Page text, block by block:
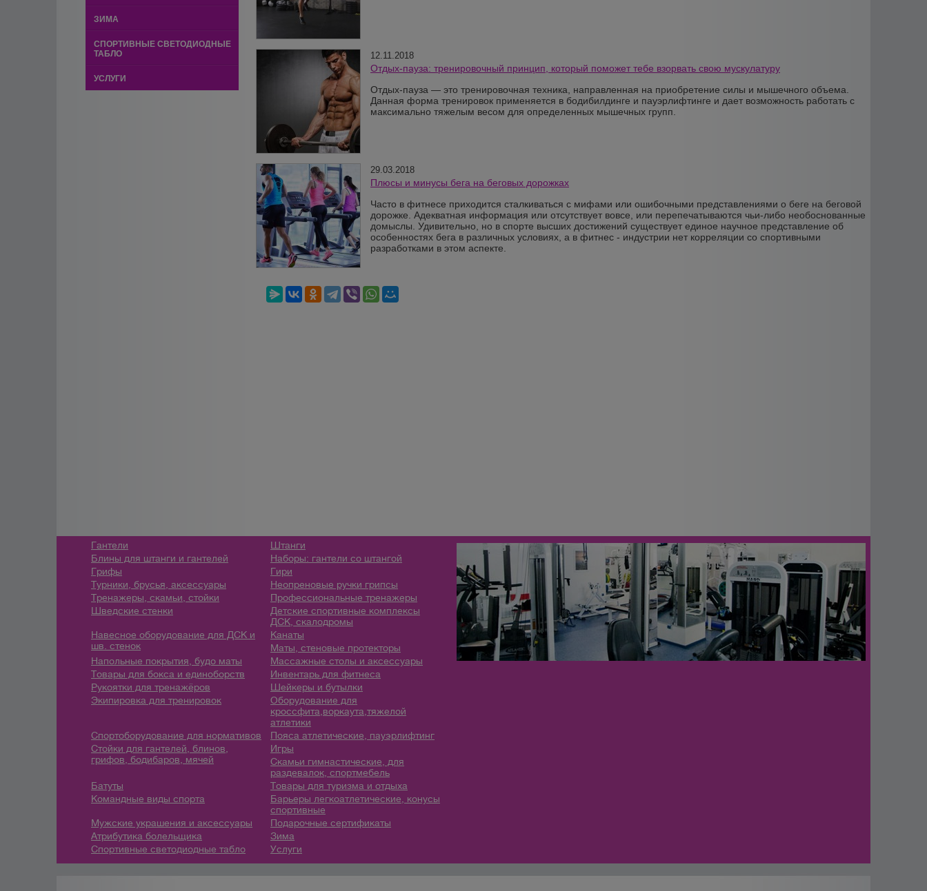
ЗИМА
СПОРТИВНЫЕ СВЕТОДИОДНЫЕ
ТАБЛО
УСЛУГИ
12.11.2018
Отдых-пауза: тренировочный принцип, который поможет тебе взорвать свою мускулатуру
Отдых-пауза — это тренировочная техника, направленная на приобретение силы и мышечного объема.
Данная форма тренировок применяется в бодибилдинге и пауэрлифтинге и дает возможность работать с
максимально тяжелым весом для определенных мышечных групп.
29.03.2018
Плюсы и минусы бега на беговых дорожках
Часто в фитнесе приходится сталкиваться с мифами или ошибочными представлениями о беге на беговой
дорожке. Адекватная информация или отсутствует вовсе, или перепечатываются чьи-либо необоснованные
домыслы. Удивительно, но в спорте высших достижений существует единое научное представление об
особенностях бега в различных условиях, а в фитнес - индустрии нет корреляции со спортивными
разработками в этом аспекте.
Гантели
Штанги
Блины для штанги и гантелей
Наборы: гантели со штангой
Грифы
Гири
Турники, брусья, аксессуары
Неопреновые ручки грипсы
Тренажеры, скамьи, стойки
Профессиональные тренажеры
Шведские стенки
Детские спортивные комплексы
ДСК, скалодромы
Навесное оборудование для ДСК и
шв. стенок
Канаты
Маты, стеновые протекторы
Напольные покрытия, будо маты
Массажные столы и аксессуары
Товары для бокса и единоборств
Инвентарь для фитнеса
Рукоятки для тренажёров
Шейкеры и бутылки
Экипировка для тренировок
Оборудование для
кроссфита,воркаута,тяжелой
атлетики
Спортоборудование для нормативов
Пояса атлетические, пауэрлифтинг
Стойки для гантелей, блинов,
грифов, бодибаров, мячей
Игры
Скамьи гимнастические, для
раздевалок, спортмебель
Батуты
Товары для туризма и отдыха
Командные виды спорта
Барьеры легкоатлетические, конусы
спортивные
Мужские украшения и аксессуары
Подарочные сертификаты
Атрибутика болельщика
Зима
Спортивные светодиодные табло
Услуги